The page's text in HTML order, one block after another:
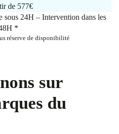
de 577€
24H – Intervention dans les
*
réserve de disponibilité
sur
du